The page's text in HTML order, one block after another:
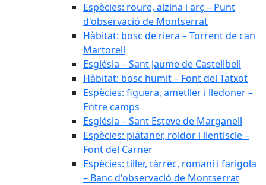
Espècies: roure, alzina i arç – Punt
d'observació de Montserrat
Hàbitat: bosc de riera – Torrent de can
Martorell
Església – Sant Jaume de Castellbell
Hàbitat: bosc humit – Font del Tatxot
Espècies: figuera, ametller i lledoner –
Entre camps
Església – Sant Esteve de Marganell
Espècies: plataner, roldor i llentiscle –
Font del Carner
Espècies: til·ler, tàrrec, romaní i farigola
– Banc d'observació de Montserrat